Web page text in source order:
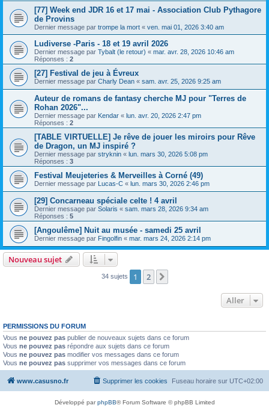
[77] Week end JDR 16 et 17 mai - Association Club Pythagore
de Provins
Dernier message par trompe la mort « ven. mai 01, 2026 3:40 am
Ludiverse -Paris - 18 et 19 avril 2026
Dernier message par Tybalt (le retour) « mar. avr. 28, 2026 10:46 am
Réponses : 2
[27] Festival de jeu à Évreux
Dernier message par Charly Dean « sam. avr. 25, 2026 9:25 am
Auteur de romans de fantasy cherche MJ pour "Terres de
Rohan 2026"...
Dernier message par Kendar « lun. avr. 20, 2026 2:47 pm
Réponses : 2
[TABLE VIRTUELLE] Je rêve de jouer les miroirs pour Rêve
de Dragon, un MJ inspiré ?
Dernier message par stryknin « lun. mars 30, 2026 5:08 pm
Réponses : 3
Festival Meujeteries & Merveilles à Corné (49)
Dernier message par Lucas-C « lun. mars 30, 2026 2:46 pm
[29] Concarneau spéciale celte ! 4 avril
Dernier message par Solaris « sam. mars 28, 2026 9:34 am
Réponses : 5
[Angoulême] Nuit au musée - samedi 25 avril
Dernier message par Fingolfin « mar. mars 24, 2026 2:14 pm
Nouveau sujet
34 sujets 1 2
Aller
PERMISSIONS DU FORUM
Vous ne pouvez pas publier de nouveaux sujets dans ce forum
Vous ne pouvez pas répondre aux sujets dans ce forum
Vous ne pouvez pas modifier vos messages dans ce forum
Vous ne pouvez pas supprimer vos messages dans ce forum
www.casusno.fr Fuseau horaire sur UTC+02:00
Supprimer les cookies
Développé parphpBB® Forum Software © phpBB Limited